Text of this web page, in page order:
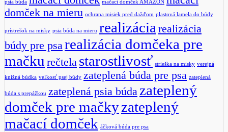
psia búda mačací domček AMAZON
domček na mieru ochrana misiek pred dažďom plastová lamela do búdy
prístrešok na misky psia búda na mieru realizácia realizácia
búdy pre psarealizácia domčeka pre
mačku rečtela starostlivosť strieška na misky verejná
knižná búdka veľkosť psej búdy zateplená búda pre psa zateplená
búda s prepážkou zateplená psia búda zateplený
domček pre mačkyzateplený
mačací domček áčková búda pre psa